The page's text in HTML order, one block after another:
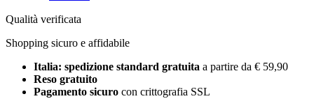
Qualità verificata
Shopping sicuro e affidabile
Italia: spedizione standard gratuita a partire da € 59,90
Reso gratuito
Pagamento sicuro con crittografia SSL